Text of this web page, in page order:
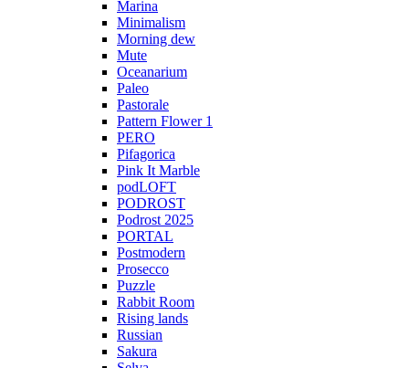
Marina
Minimalism
Morning dew
Mute
Oceanarium
Paleo
Pastorale
Pattern Flower 1
PERO
Pifagorica
Pink It Marble
podLOFT
PODROST
Podrost 2025
PORTAL
Postmodern
Prosecco
Puzzle
Rabbit Room
Rising lands
Russian
Sakura